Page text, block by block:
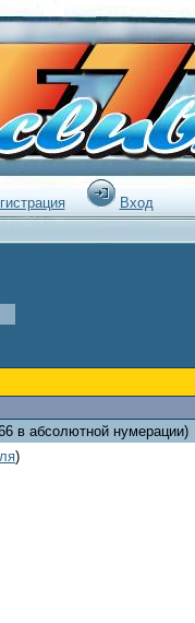
Вход
в абсолютной нумерации)
)